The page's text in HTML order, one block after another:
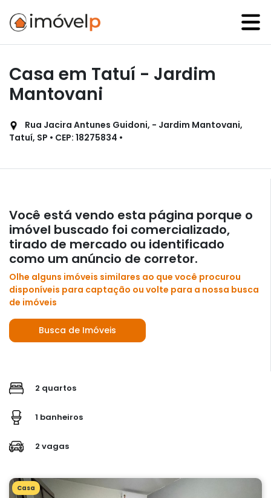
Casa em Tatuí - Jardim
Mantovani
Rua Jacira Antunes Guidoni, - Jardim Mantovani,
Tatuí, SP • CEP: 18275834 •
Você está vendo esta página porque o
imóvel buscado foi comercializado,
tirado de mercado ou identificado
como um anúncio de corretor.
Olhe alguns imóveis similares ao que você procurou
disponíveis para captação ou volte para a nossa busca
de imóveis
Busca de Imóveis
2 quartos
1 banheiros
2 vagas
Casa